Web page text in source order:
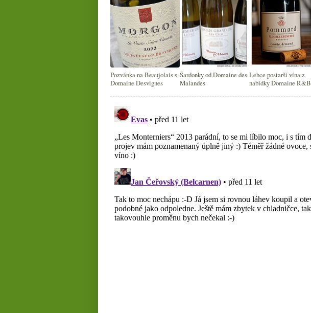
Pozvánka na Beaujolais s
Domaine Desvignes
Šardonky od Domaine des
Malandes
Lehce postarší vína z
nabídky Domaine R&B